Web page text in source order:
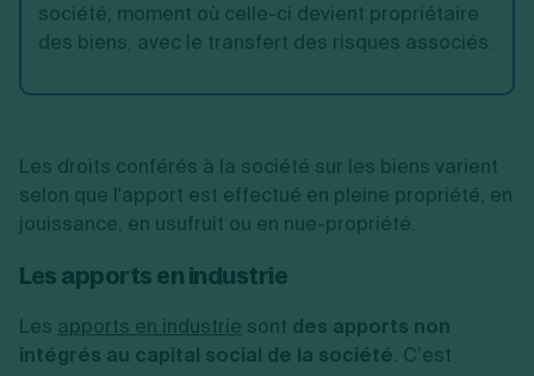
société, moment où celle-ci devient propriétaire
des biens, avec le transfert des risques associés.
Les droits conférés à la société sur les biens varient
selon que l'apport est effectué en pleine propriété, en
jouissance, en usufruit ou en nue-propriété.
Les apports en industrie
Les apports en industrie sont des apports non
intégrés au capital social de la société. C’est